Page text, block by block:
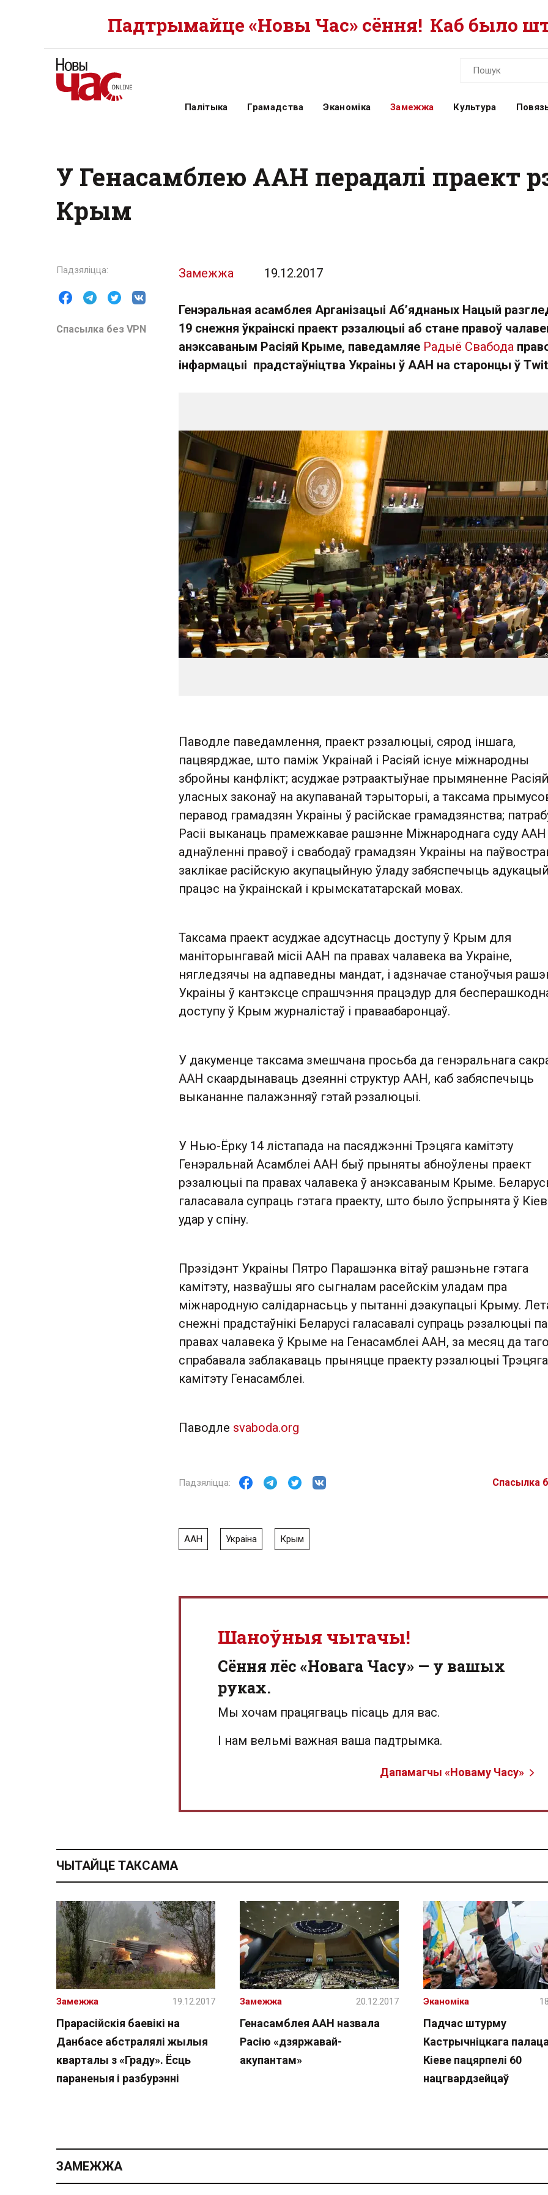
Падтрымайце «Новы Час» сёння! Каб было
Палітыка Грамадства Эканоміка Замежжа Культура
У Генасамблею ААН перадалі праект
Крым
Спасылка без VPN
Замежжа 19.12.2017
Генэральная асамблея Арганізацыі Аб’яднаных Нацый
19 снежня ўкраінскі праект рэзалюцыі аб стане правоў
анэксаваным Расіяй Крыме, паведамляе Радыё Свабода
інфармацыі прадстаўніцтва Украіны ў ААН на старонцы ў
Паводле паведамлення, праект рэзалюцыі, сярод іншага,
пацвярджае, што паміж Украінай і Расіяй існуе міжнародны
збройны канфлікт; асуджае рэтраактыўнае прымяненне Расіяй
уласных законаў на акупаванай тэрыторыі, а таксама
перавод грамадзян Украіны ў расійскае грамадзянства;
Расіі выканаць прамежкавае рашэнне Міжнароднага суду
аднаўленні правоў і свабодаў грамадзян Украіны на
заклікае расійскую акупацыйную ўладу забяспечыць
працэс на ўкраінскай і крымскататарскай мовах.
Таксама праект асуджае адсутнасць доступу ў Крым для
маніторынгавай місіі ААН па правах чалавека ва Украіне,
нягледзячы на адпаведны мандат, і адзначае станоўчыя
Украіны ў кантэксце спрашчэння працэдур для
доступу ў Крым журналістаў і праваабаронцаў.
У дакуменце таксама змешчана просьба да генэральнага
ААН скаардынаваць дзеянні структур ААН, каб забяспечыць
выкананне палажэнняў гэтай рэзалюцыі.
У Нью-Ёрку 14 лістапада на пасяджэнні Трэцяга камітэту
Генэральнай Асамблеі ААН быў прыняты абноўлены праект
рэзалюцыі па правах чалавека ў анэксаваным Крыме.
галасавала супраць гэтага праекту, што было ўспрынята ў
удар у спіну.
Прэзідэнт Украіны Пятро Парашэнка вітаў рашэньне гэтага
камітэту, назваўшы яго сыгналам расейскім уладам пра
міжнародную салідарнасьць у пытанні дэакупацыі Крыму.
снежні прадстаўнікі Беларусі галасавалі супраць рэзалюцыі па
правах чалавека ў Крыме на Генасамблеі ААН, за месяц да
спрабавала заблакаваць прыняцце праекту рэзалюцыі Трэцяга
камітэту Генасамблеі.
Паводле svaboda.org
Спасылка
ААН Украіна Крым
Шаноўныя чытачы!
Сёння лёс «Новага Часу» — у вашых
руках.
Мы хочам працягваць пісаць для вас.
І нам вельмі важная ваша падтрымка.
Дапамагчы «Новаму Часу»
ЧЫТАЙЦЕ ТАКСАМА
Прарасійскія баевікі на
Данбасе абстралялі жылыя
кварталы з «Граду». Ёсць
параненыя і разбурэнні
Замежжа 19.12.2017
Генасамблея ААН назвала
Расію «дзяржавай-
акупантам»
Замежжа 20.12.2017
Падчас штурму
Кастрычніцкага
Кіеве пацярпелі 60
нацгвардзейцаў
Эканоміка
ЗАМЕЖЖА